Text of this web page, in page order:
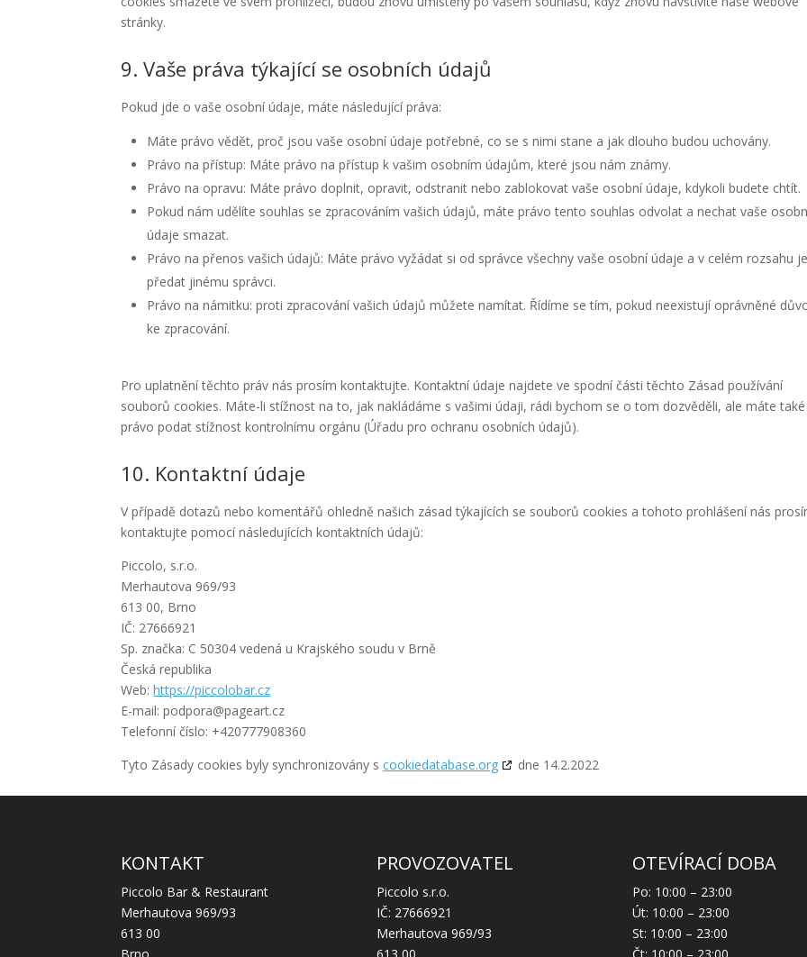
stránky.
9. Vaše práva týkající se osobních údajů
Pokud jde o vaše osobní údaje, máte následující práva:
Máte právo vědět, proč jsou vaše osobní údaje potřebné, co se s nimi stane a jak dlouho budou uchovány.
Právo na přístup: Máte právo na přístup k vašim osobním údajům, které jsou nám známy.
Právo na opravu: Máte právo doplnit, opravit, odstranit nebo zablokovat vaše osobní údaje, kdykoli budete chtít.
Pokud nám udělíte souhlas se zpracováním vašich údajů, máte právo tento souhlas odvolat a nechat vaše
údaje smazat.
Právo na přenos vašich údajů: Máte právo vyžádat si od správce všechny vaše osobní údaje a v celém rozsahu je
předat jinému správci.
Právo na námitku: proti zpracování vašich údajů můžete namítat. Řídíme se tím, pokud neexistují oprávněné
ke zpracování.
Pro uplatnění těchto práv nás prosím kontaktujte. Kontaktní údaje najdete ve spodní části těchto Zásad používání
souborů cookies. Máte-li stížnost na to, jak nakládáme s vašimi údaji, rádi bychom se o tom dozvěděli, ale máte také
právo podat stížnost kontrolnímu orgánu (Úřadu pro ochranu osobních údajů).
10. Kontaktní údaje
V případě dotazů nebo komentářů ohledně našich zásad týkajících se souborů cookies a tohoto prohlášení nás
kontaktujte pomocí následujících kontaktních údajů:
Piccolo, s.r.o.
Merhautova 969/93
613 00, Brno
IČ: 27666921
Sp. značka: C 50304 vedená u Krajského soudu v Brně
Česká republika
Web:https://piccolobar.cz
E-mail:zc.traegap@aropdop
Telefonní číslo: +420777908360
Tyto Zásady cookies byly synchronizovány scookiedatabase.org dne 14.2.2022
KONTAKT
Piccolo Bar & Restaurant
Merhautova 969/93
613 00
Brno
PROVOZOVATEL
Piccolo s.r.o.
IČ: 27666921
Merhautova 969/93
613 00
OTEVÍRACÍ DOBA
Po: 10:00 – 23:00
Út: 10:00 – 23:00
St: 10:00 – 23:00
Čt: 10:00 – 23:00